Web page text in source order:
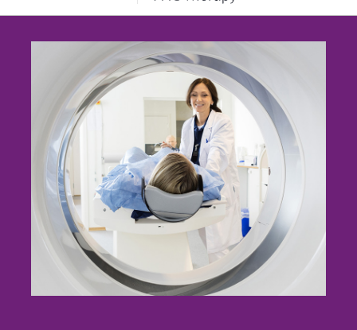
Patienteninformationen
Ärztehandbücher
Webinare und
Veranstaltungen
Patienterfahrungen
Kontaktieren Sie